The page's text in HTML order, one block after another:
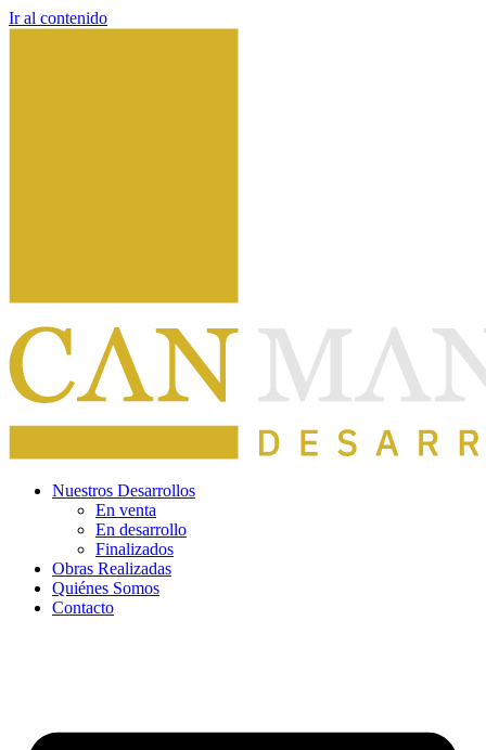
Ir al contenido
Nuestros Desarrollos
En venta
En desarrollo
Finalizados
Obras Realizadas
Quiénes Somos
Contacto